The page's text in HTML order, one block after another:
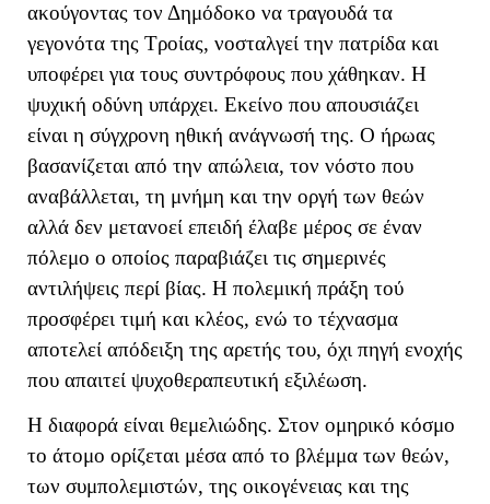
ακούγοντας τον Δημόδοκο να τραγουδά τα
γεγονότα της Τροίας, νοσταλγεί την πατρίδα και
υποφέρει για τους συντρόφους που χάθηκαν. Η
ψυχική οδύνη υπάρχει. Εκείνο που απουσιάζει
είναι η σύγχρονη ηθική ανάγνωσή της. Ο ήρωας
βασανίζεται από την απώλεια, τον νόστο που
αναβάλλεται, τη μνήμη και την οργή των θεών
αλλά δεν μετανοεί επειδή έλαβε μέρος σε έναν
πόλεμο ο οποίος παραβιάζει τις σημερινές
αντιλήψεις περί βίας. Η πολεμική πράξη τού
προσφέρει τιμή και κλέος, ενώ το τέχνασμα
αποτελεί απόδειξη της αρετής του, όχι πηγή ενοχής
που απαιτεί ψυχοθεραπευτική εξιλέωση.
Η διαφορά είναι θεμελιώδης. Στον ομηρικό κόσμο
το άτομο ορίζεται μέσα από το βλέμμα των θεών,
των συμπολεμιστών, της οικογένειας και της